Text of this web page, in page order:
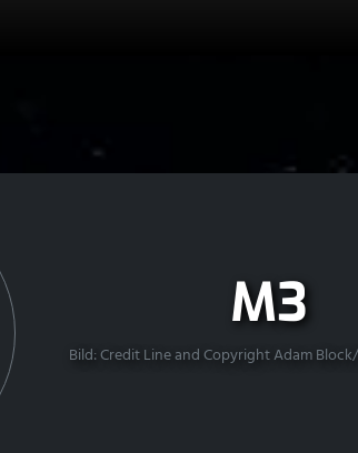
M3
Bild: Credit Line and Copyright Adam